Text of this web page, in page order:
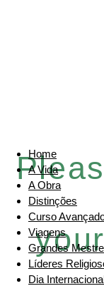
Home
A Vida
A Obra
Distinções
Curso
Viagens
Grandes
Líderes
Dia